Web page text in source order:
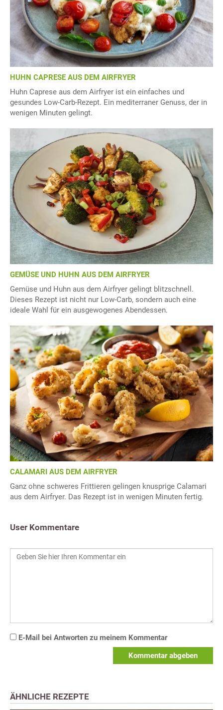
HUHN CAPRESE AUS DEM AIRFRYER
Huhn Caprese aus dem Airfryer ist ein einfaches und
gesundes Low-Carb-Rezept. Ein mediterraner Genuss, der in
wenigen Minuten gelingt.
GEMÜSE UND HUHN AUS DEM AIRFRYER
Gemüse und Huhn aus dem Airfryer gelingt blitzschnell.
Dieses Rezept ist nicht nur Low-Carb, sondern auch eine
ideale Wahl für ein ausgewogenes Abendessen.
CALAMARI AUS DEM AIRFRYER
Ganz ohne schweres Frittieren gelingen knusprige Calamari
aus dem Airfryer. Das Rezept ist in wenigen Minuten fertig.
User Kommentare
E-Mail bei Antworten zu meinem Kommentar
Kommentar abgeben
ÄHNLICHE REZEPTE